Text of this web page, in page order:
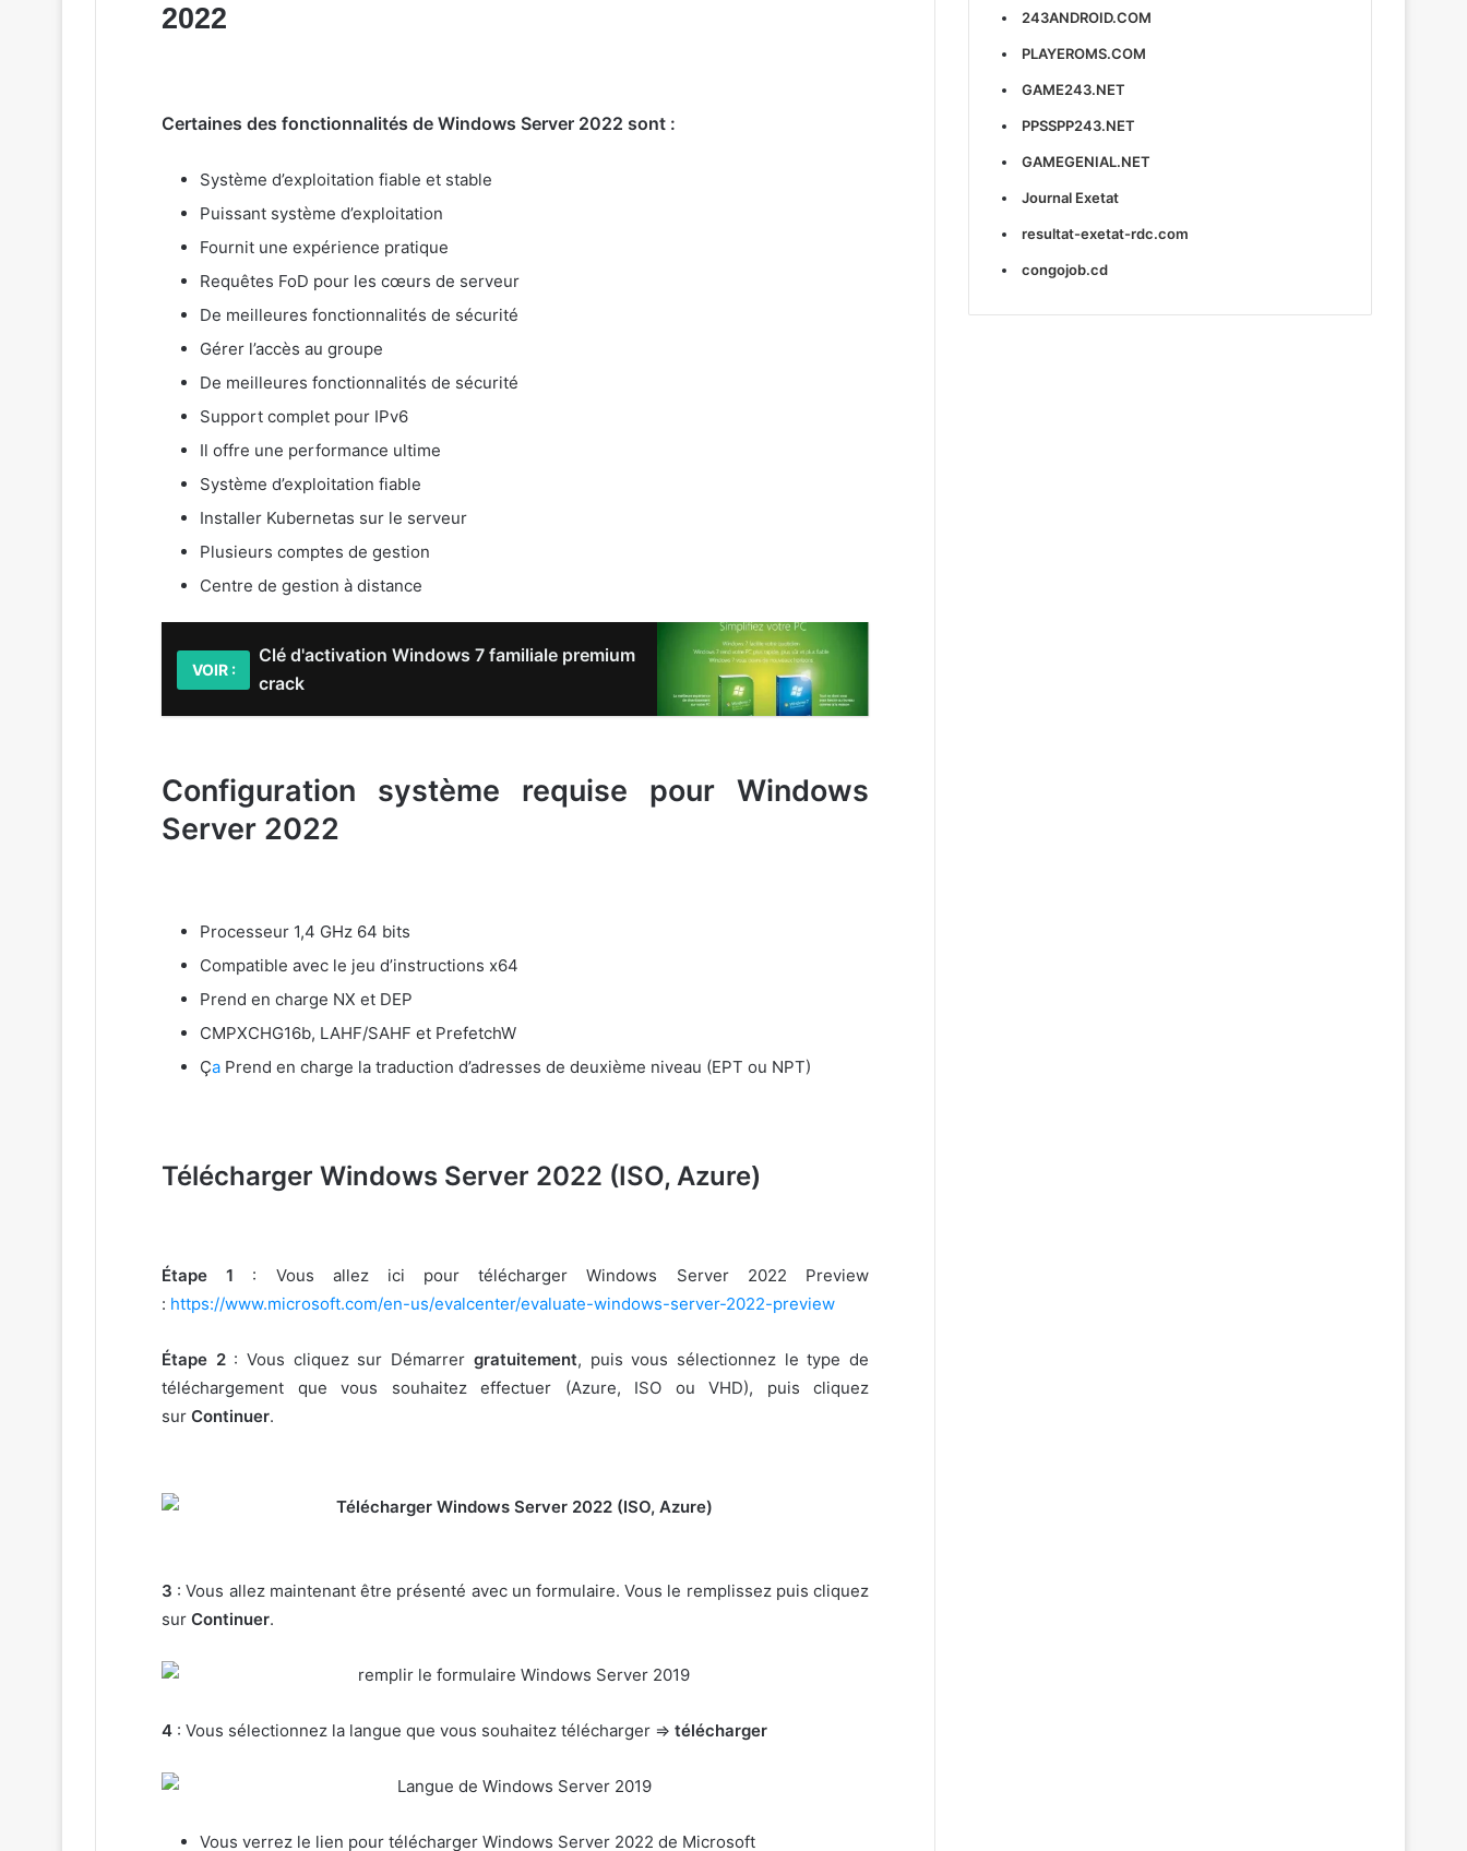
2022
Certaines des fonctionnalités de Windows Server 2022 sont :
Système d’exploitation fiable et stable
Puissant système d’exploitation
Fournit une expérience pratique
Requêtes FoD pour les cœurs de serveur
De meilleures fonctionnalités de sécurité
Gérer l’accès au groupe
De meilleures fonctionnalités de sécurité
Support complet pour IPv6
Il offre une performance ultime
Système d’exploitation fiable
Installer Kubernetas sur le serveur
Plusieurs comptes de gestion
Centre de gestion à distance
Clé d'activation Windows 7 familiale premium
crack
VOIR :
Configuration système requise pour Windows
Server 2022
Processeur 1,4 GHz 64 bits
Compatible avec le jeu d’instructions x64
Prend en charge NX et DEP
CMPXCHG16b, LAHF/SAHF et PrefetchW
Ça Prend en charge la traduction d’adresses de deuxième niveau (EPT ou NPT)
Télécharger Windows Server 2022 (ISO, Azure)
Étape 1 : Vous allez ici pour télécharger Windows Server 2022 Preview
: https://www.microsoft.com/en-us/evalcenter/evaluate-windows-server-2022-preview
Étape 2: Vous cliquez sur Démarrer gratuitement, puis vous sélectionnez le type de
téléchargement que vous souhaitez effectuer (Azure, ISO ou VHD), puis cliquez
sur Continuer.
3 : Vous allez maintenant être présenté avec un formulaire. Vous le remplissez puis cliquez
sur Continuer.
4 : Vous sélectionnez la langue que vous souhaitez télécharger ⇒ télécharger
Vous verrez le lien pour télécharger Windows Server 2022 de Microsoft
243ANDROID.COM
PLAYEROMS.COM
GAME243.NET
PPSSPP243.NET
GAMEGENIAL.NET
Journal Exetat
resultat-exetat-rdc.com
congojob.cd